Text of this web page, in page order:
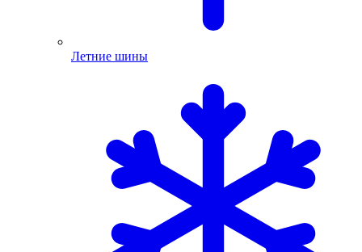
Летние шины